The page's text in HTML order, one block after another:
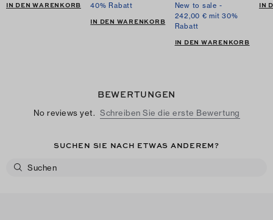
IN DEN WARENKORB
40% Rabatt
IN DEN WARENKORB
New to sale -
242,00 € mit 30%
Rabatt
IN DEN WARENKORB
IN
BEWERTUNGEN
No reviews yet. Schreiben Sie die erste Bewertung
SUCHEN SIE NACH ETWAS ANDEREM?